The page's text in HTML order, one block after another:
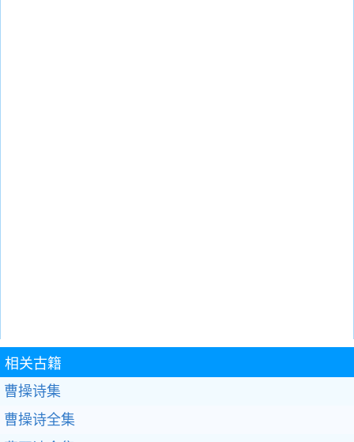
相关古籍
曹操诗集
曹操诗全集